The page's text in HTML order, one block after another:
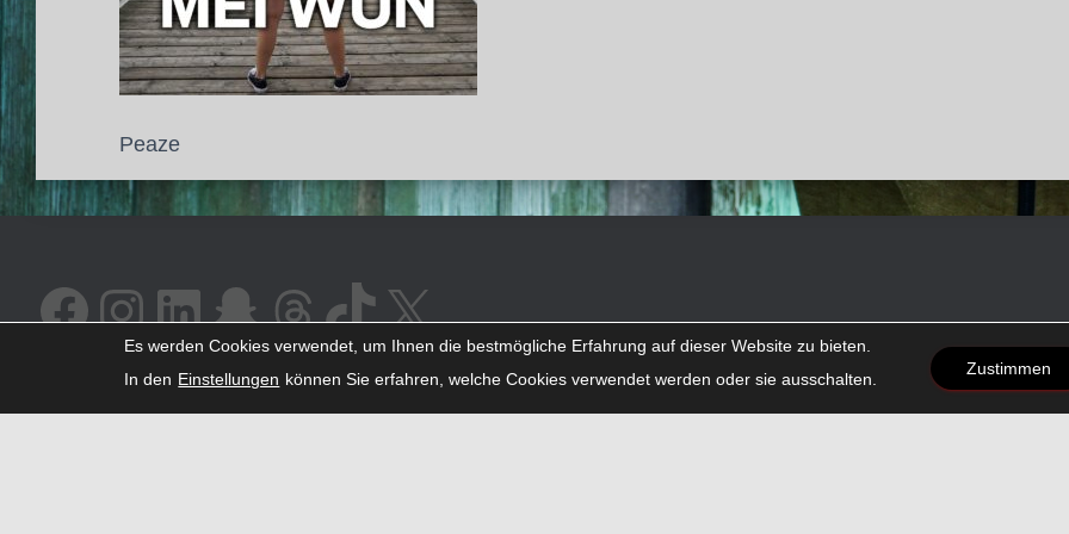
Peaze
FACEBOOK INSTAGRAM LINKEDIN SNAPCHAT THREADS TIKTOK
Es werden Cookies verwendet, um Ihnen die bestmögliche Erfahrung auf dieser Website zu bieten.
In den Einstellungen können Sie erfahren, welche Cookies verwendet werden oder sie ausschalten.
Zustimmen